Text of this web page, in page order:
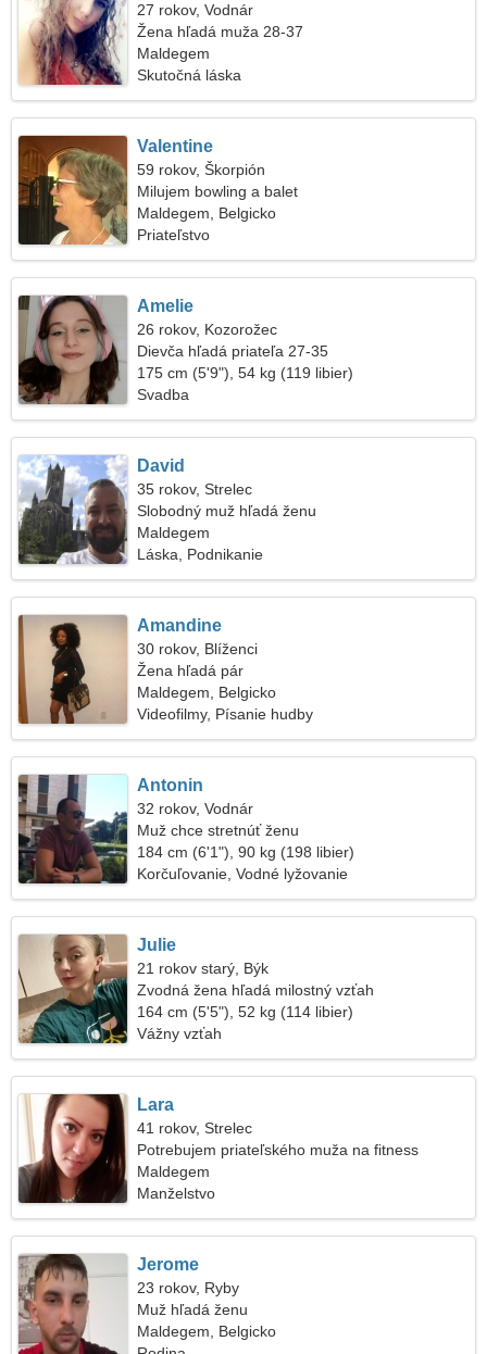
27 rokov, Vodnár
Žena hľadá muža 28-37
Maldegem
Skutočná láska
Valentine
59 rokov, Škorpión
Milujem bowling a balet
Maldegem, Belgicko
Priateľstvo
Amelie
26 rokov, Kozorožec
Dievča hľadá priateľa 27-35
175 cm (5'9"), 54 kg (119 libier)
Svadba
David
35 rokov, Strelec
Slobodný muž hľadá ženu
Maldegem
Láska, Podnikanie
Amandine
30 rokov, Blíženci
Žena hľadá pár
Maldegem, Belgicko
Videofilmy, Písanie hudby
Antonin
32 rokov, Vodnár
Muž chce stretnúť ženu
184 cm (6'1"), 90 kg (198 libier)
Korčuľovanie, Vodné lyžovanie
Julie
21 rokov starý, Býk
Zvodná žena hľadá milostný vzťah
164 cm (5'5"), 52 kg (114 libier)
Vážny vzťah
Lara
41 rokov, Strelec
Potrebujem priateľského muža na fitness
Maldegem
Manželstvo
Jerome
23 rokov, Ryby
Muž hľadá ženu
Maldegem, Belgicko